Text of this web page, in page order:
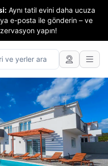
Aynı tatil evini daha ucuza
e-posta ile gönderin – ve
yapın!